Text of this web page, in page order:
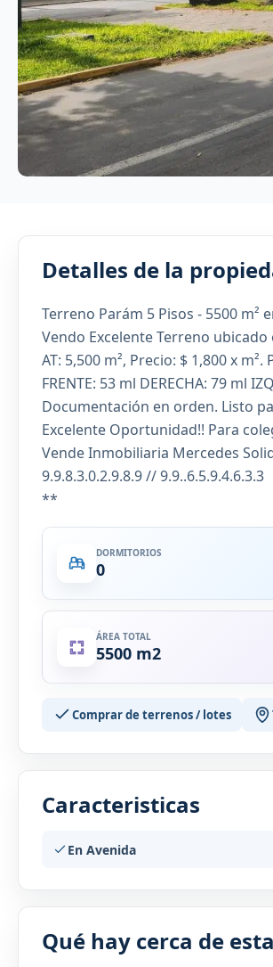
Detalles de la
Terreno Parám 5 Pisos - 5500 m²
Vendo Excelente Terreno ubicado
AT: 5,500 m², Precio: $ 1,800 x m².
FRENTE: 53 ml DERECHA: 79 ml
Documentación en orden. Listo
Excelente Oportunidad!! Para
Vende Inmobiliaria Mercedes
9.9.8.3.0.2.9.8.9 // 9.9..6.5.9.4.6.3.3
**
DORMITORIOS
0
ÁREA TOTAL
5500 m2
Comprar de terrenos / lotes
Caracteristicas
En Avenida
Qué hay cerca de